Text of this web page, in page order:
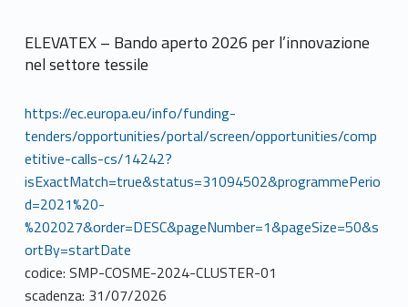
ELEVATEX – Bando aperto 2026 per l’innovazione
nel settore tessile
https://ec.europa.eu/info/funding-
tenders/opportunities/portal/screen/opportunities/comp
etitive-calls-cs/14242?
isExactMatch=true&status=31094502&programmePerio
d=2021%20-
%202027&order=DESC&pageNumber=1&pageSize=50&s
ortBy=startDate
codice: SMP-COSME-2024-CLUSTER-01
scadenza: 31/07/2026